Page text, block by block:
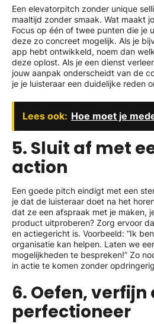
Een elevatorpitch zonder unique
maaltijd zonder smaak. Wat maakt
Focus op één of twee punten die je
deze zo concreet mogelijk. Als je
app hebt ontwikkeld, noem dan
deze oplost. Als je een dienst
jouw aanpak onderscheidt van de
je je luisteraar een duidelijke reden
Lees ook: Hoe moet je
5. Sluit af met
action
Een goede pitch eindigt met een
je dat de luisteraar doet na het
dat ze een afspraak met je maken,
product uitproberen? Zorg ervoor
en actiegericht is. Voorbeeld: “Ik
organisatie kan helpen. Laten we
mogelijkheden te bespreken!” Zo
in actie te komen zonder
6. Oefen, verfijn
perfectioneer